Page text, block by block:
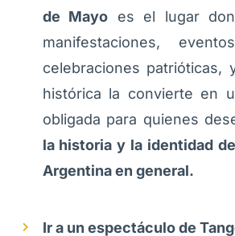
de Mayo es el lugar
manifestaciones,
celebraciones patrióticas,
histórica la convierte en
obligada para quienes
la historia y la identidad
Argentina en general.
Ir a un espectáculo de